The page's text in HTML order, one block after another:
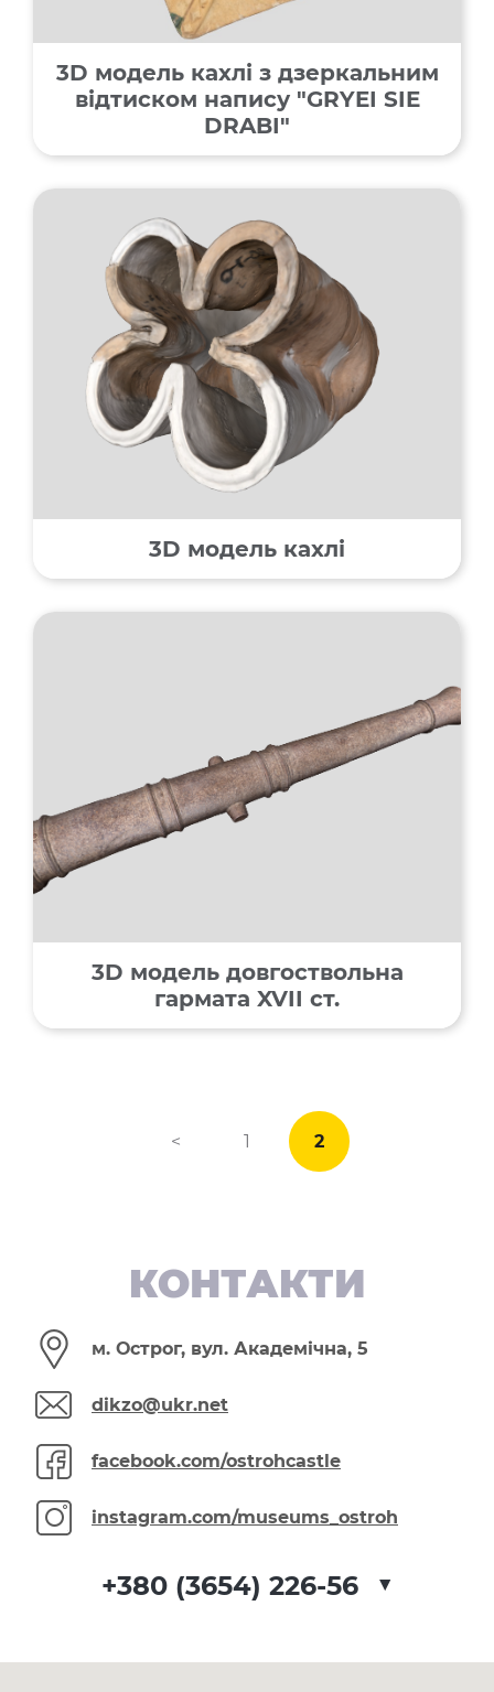
3D модель кахлі з дзеркальним
відтиском напису "GRYEI SIE
DRABI"
3D модель кахлі
3D модель довгоствольна
гармата XVII cт.
< 1 2
КОНТАКТИ
м. Острог, вул. Академічна, 5
dikzo@ukr.net
facebook.com/ostrohcastle
instagram.com/museums_ostroh
+380 (3654) 226-56 ▼